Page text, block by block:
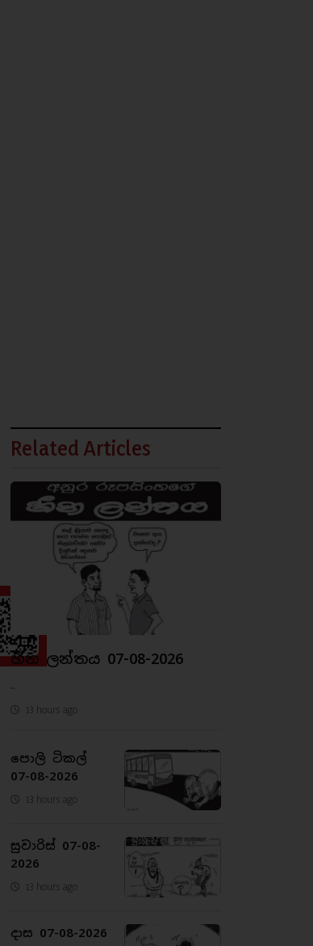
Related Articles
හීන ලන්තය 07-08-2026
..
13 hours ago
පොලි ටිකල්
07-08-2026
13 hours ago
සුවාරිස් 07-08-
2026
13 hours ago
දාස 07-08-2026